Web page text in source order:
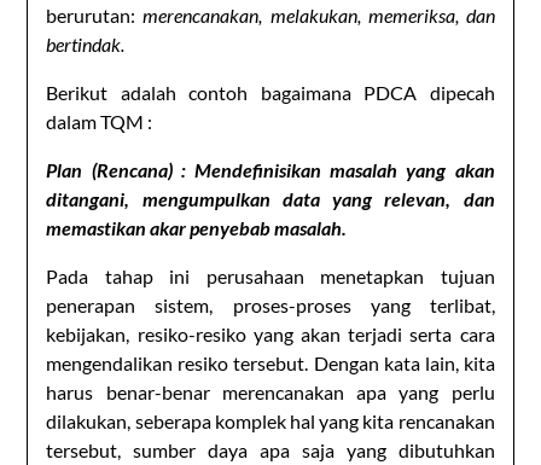
berurutan:merencanakan, melakukan, memeriksa, dan
bertindak.
Berikut adalah contoh bagaimana PDCA dipecah
dalam TQM :
Plan (Rencana) : Mendefinisikan masalah yang akan
ditangani, mengumpulkan data yang relevan, dan
memastikan akar penyebab masalah.
Pada tahap ini perusahaan menetapkan tujuan
penerapan sistem, proses-proses yang terlibat,
kebijakan, resiko-resiko yang akan terjadi serta cara
mengendalikan resiko tersebut. Dengan kata lain, kita
harus benar-benar merencanakan apa yang perlu
dilakukan, seberapa komplek hal yang kita rencanakan
tersebut, sumber daya apa saja yang dibutuhkan